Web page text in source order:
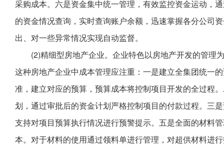
采购成本。六是资金集中统一管理，有效监控资金运动，
的资金情况查询，实时查询账户余额，迅速掌握各分公司
出、对一些异常情况实现自动监督。
(2)精细型房地产企业。企业特色以房地产开发的管理
这种房地产企业中成本管理应注重：一是建立全集团统一
准，建立对应的预算，预算成本将控制项目开发的全过程
划，通过审批后的资金计划严格控制项目的付款过程。三
支持对项目预算执行情况进行预警提示。五是全面的材料
本。对于材料的使用通过领料单进行管理，对超供材料进